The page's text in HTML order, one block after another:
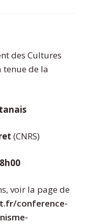
des Cultures
tenue de la
(CNRS)
voir la page de
conference-